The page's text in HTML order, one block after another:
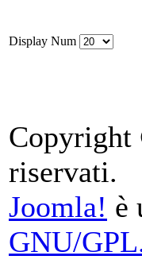
Display Num
Copyright
riservati.
Joomla! è
GNU/